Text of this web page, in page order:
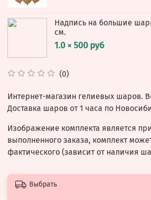
(0)
Надпись на большие
см.
1.0 × 500 руб
Интернет-магазин гелиевых шаров.
Доставка шаров от 1 часа по
Изображение комплекта является
выполненного заказа, комплект
фактического (зависит от наличия
Выбрать